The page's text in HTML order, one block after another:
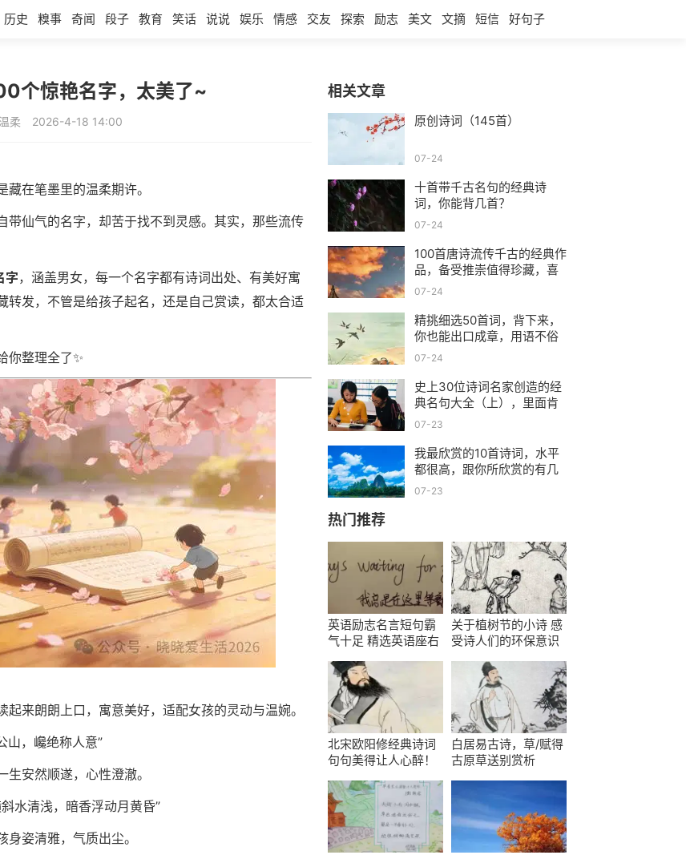
历史 糗事 奇闻 段子 教育 笑话 说说 娱乐 情感 交友 探索 励志 美文 文摘 短信 好句子
个惊艳名字，太美了~
柔 2026-4-18 14:00
在笔墨里的温柔期许。
带仙气的名字，却苦于找不到灵感。其实，那些流传
字，涵盖男女，每一个名字都有诗词出处、有美好寓
发，不管是给孩子起名，还是自己赏读，都太合适
你整理全了✨
来朗朗上口，寓意美好，适配女孩的灵动与温婉。
，巉绝称人意”
安然顺遂，心性澄澈。
水清浅，暗香浮动月黄昏”
姿清雅，气质出尘。
相关文章
原创诗词（145首）
07-24
十首带千古名句的经典诗
词，你能背几首？
07-24
100首唐诗流传千古的经典作
品，备受推崇值得珍藏，喜
爱诗词的人不容错过，赶快
07-24
精挑细选50首词，背下来，
你也能出口成章，用语不俗
07-24
史上30位诗词名家创造的经
典名句大全（上），里面肯
定有你喜欢的
07-23
我最欣赏的10首诗词，水平
都很高，跟你所欣赏的有几
首是重合的？
07-23
热门推荐
英语励志名言短句霸
气十足 精选英语座右
关于植树节的小诗 感
受诗人们的环保意识
北宋欧阳修经典诗词
句句美得让人心醉！
白居易古诗，草/赋得
古原草送别赏析